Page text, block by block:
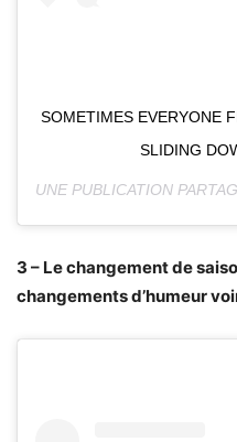
SOMETIMES EVERYONE
SLIDING
UNE PUBLICATION
3 – Le changement de
changements d’humeur